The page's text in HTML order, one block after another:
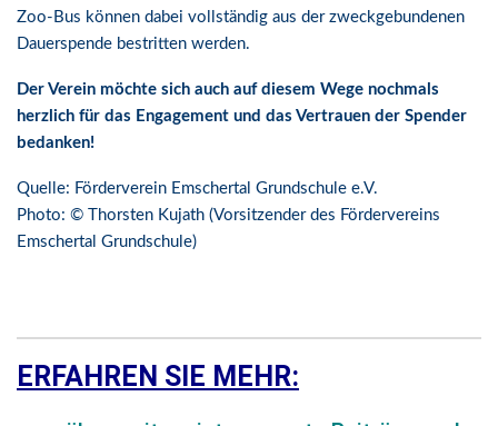
Zoo-Bus können dabei vollständig aus der zweckgebundenen
Dauerspende bestritten werden.
Der Verein möchte sich auch auf diesem Wege nochmals
herzlich für das Engagement und das Vertrauen der Spender
bedanken!
Quelle: Förderverein Emschertal Grundschule e.V.
Photo: © Thorsten Kujath (Vorsitzender des Fördervereins
Emschertal Grundschule)
ERFAHREN SIE MEHR: